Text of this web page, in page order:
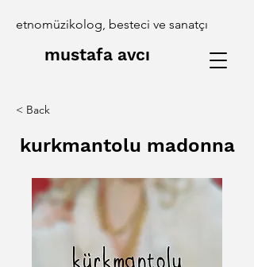
etnomüzikolog, besteci ve sanatçı
mustafa avcı
< Back
kurkmantolu madonna